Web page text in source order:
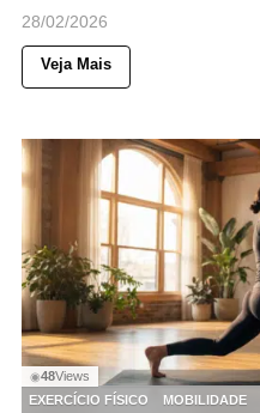
28/02/2026
Veja Mais
◉48Views
EXERCÍCIO FÍSICO
MOBILIDADE